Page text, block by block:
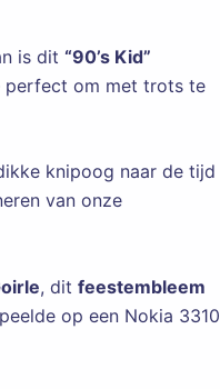
is dit “90’s Kid”
perfect om met trots te
knipoog naar de tijd
van onze
, dit feestembleem
op een Nokia 3310